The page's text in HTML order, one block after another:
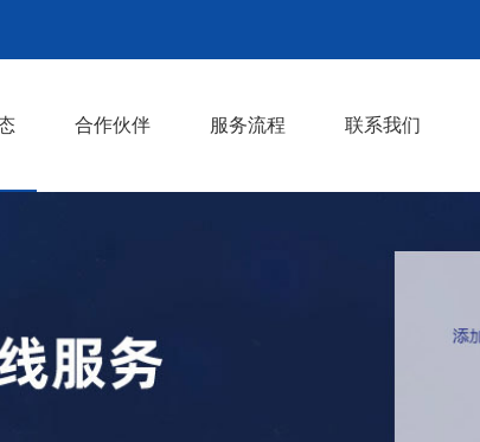
合作伙伴 服务流程 联系我们